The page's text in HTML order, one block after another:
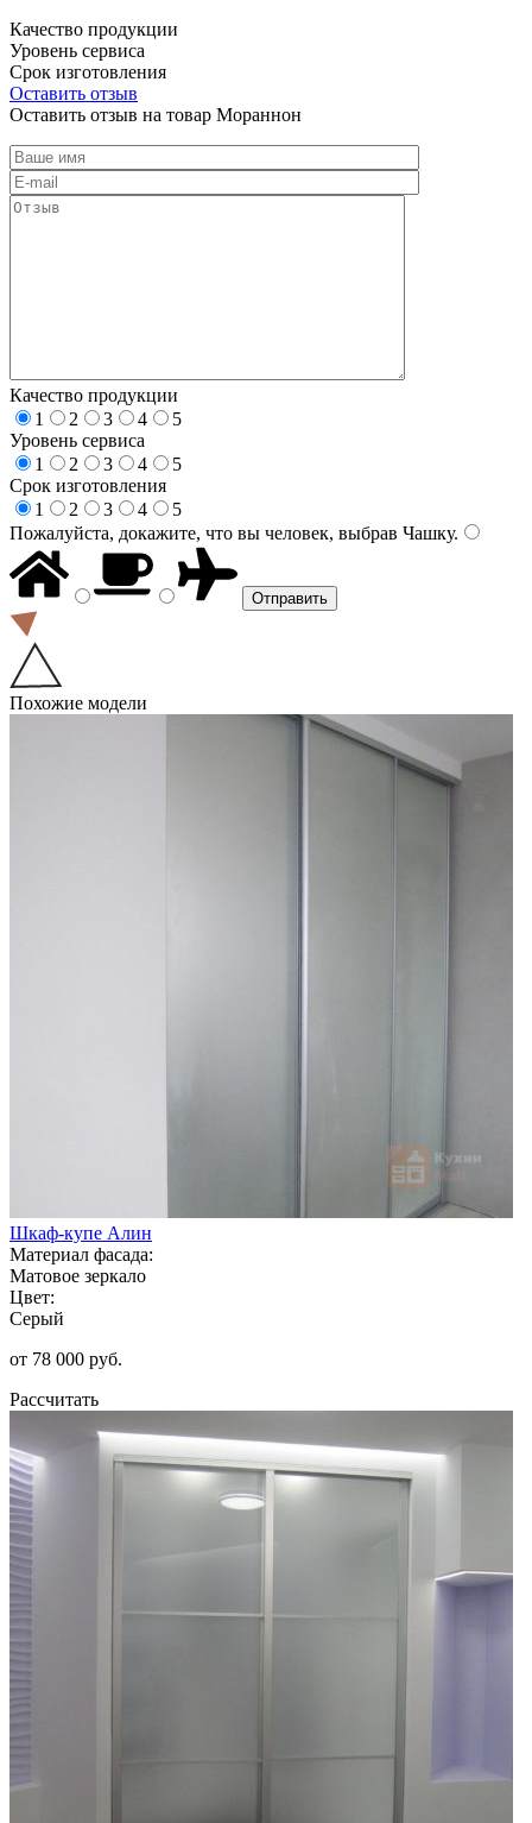
Качество продукции
Уровень сервиса
Срок изготовления
Оставить отзыв
Оставить отзыв на товар Мораннон
Качество продукции
1
2 3 4
5
Уровень сервиса
1
2 3 4
5
Срок изготовления
1
2 3 4
5
Пожалуйста, докажите, что вы человек, выбрав Чашку.
Похожие модели
Шкаф-купе Алин
Материал фасада:
Матовое зеркало
Цвет:
Серый
от 78 000 руб.
Рассчитать